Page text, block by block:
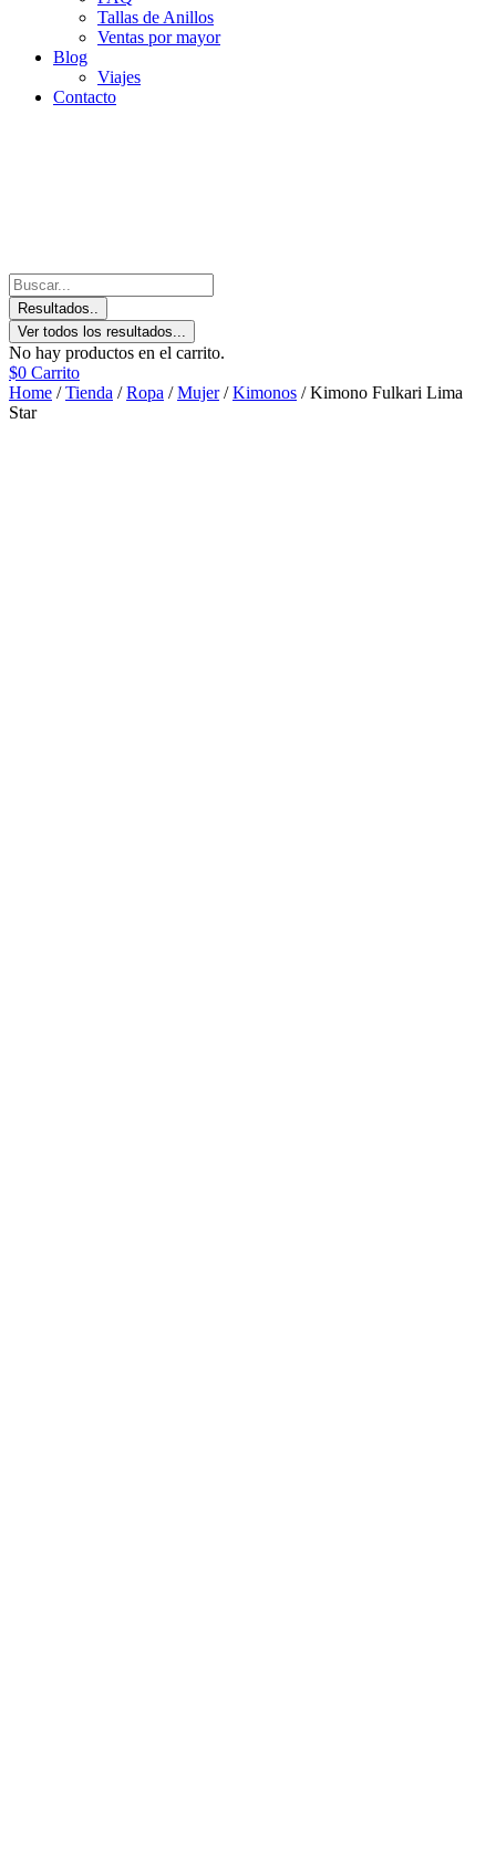
Tallas de Anillos
Ventas por mayor
Blog
Viajes
Contacto
Resultados..
Ver todos los resultados...
No hay productos en el carrito.
$0 Carrito
Home /Tienda /Ropa /Mujer/Kimonos / Kimono Fulkari Lima
Star